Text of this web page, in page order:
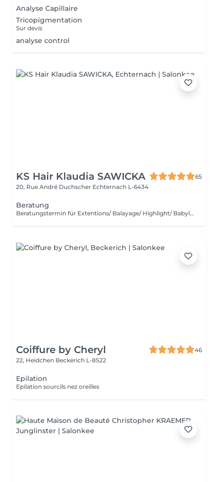
Analyse Capillaire
Tricopigmentation
Sur devis
analyse control
KS Hair Klaudia SAWICKA
65
20, Rue André Duchscher Echternach L-6434
Beratung
Beratungstermin für Extentions/ Balayage/ Highlight/ Babylight und Haarentfärbung
Coiffure by Cheryl
46
22, Heidchen Beckerich L-8522
Epilation
Epilation sourcils nez oreilles